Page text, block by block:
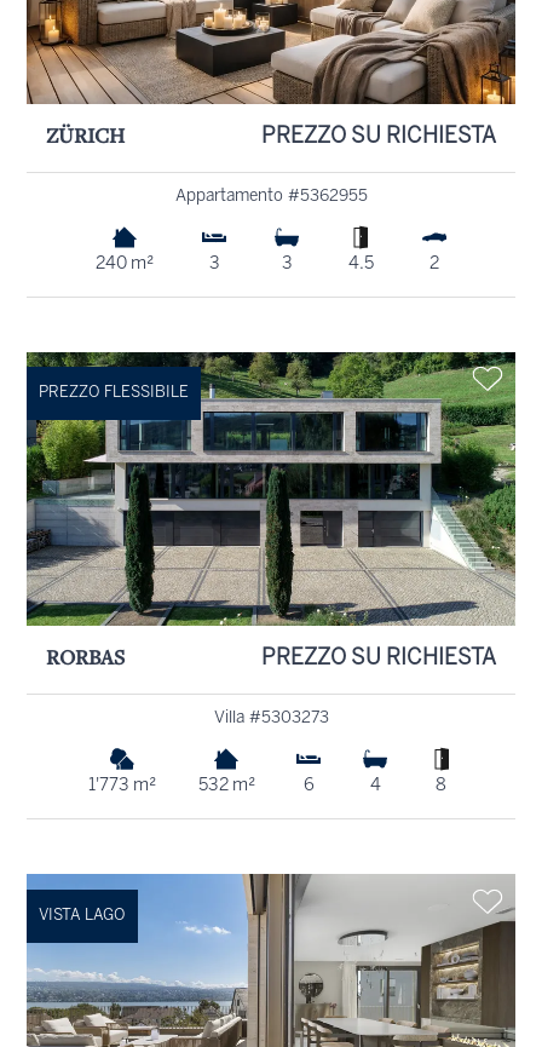
ZÜRICH PREZZO SU RICHIESTA
Appartamento #5362955
240 m² 3 3 4.5 2
PREZZO FLESSIBILE
RORBAS PREZZO SU RICHIESTA
Villa #5303273
1'773 m² 532 m² 6 4 8
VISTA LAGO